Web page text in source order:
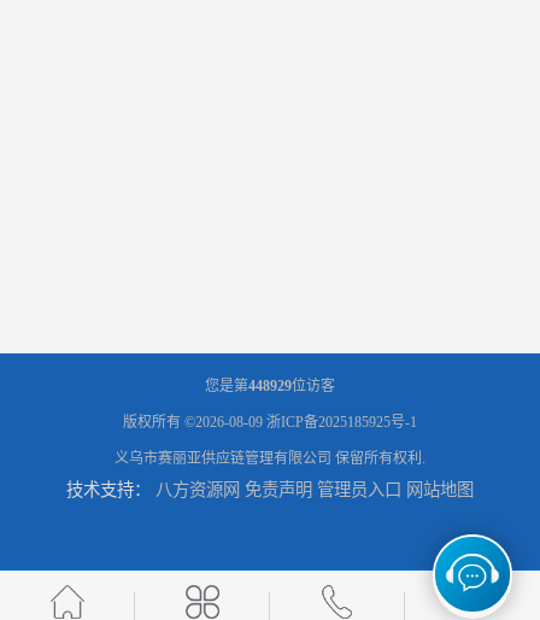
您是第448929位访客
版权所有 ©2026-08-09 浙ICP备2025185925号-1
义乌市赛丽亚供应链管理有限公司 保留所有权利.
技术支持： 八方资源网 免责声明 管理员入口 网站地图